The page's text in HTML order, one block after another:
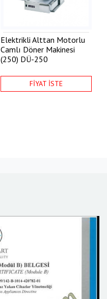
Elektrikli Alttan Motorlu
Camlı Döner Makinesi
(250) DÜ-250
FİYAT İSTE